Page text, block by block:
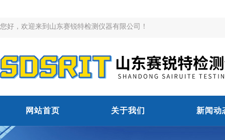
您好，欢迎来到山东赛锐特检测仪器有限公司！
网站首页 关于我们 新闻动